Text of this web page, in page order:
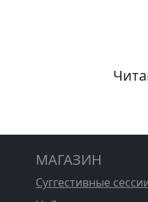
МАГАЗИН
Суггестивные